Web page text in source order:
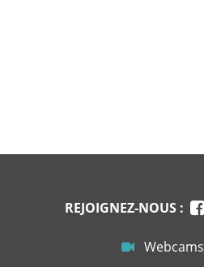
REJOIGNEZ-NOUS :
Webcams